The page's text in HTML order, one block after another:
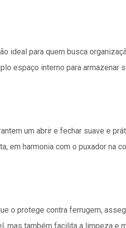
ideal para quem busca
espaço interno para armazenar
um abrir e fechar suave e
em harmonia com o puxador na
o protege contra ferrugem,
mas também facilita a limpeza e